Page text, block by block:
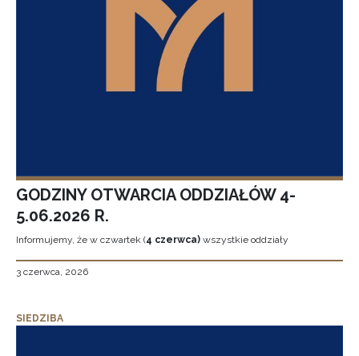
GODZINY OTWARCIA ODDZIAŁÓW 4-
5.06.2026 R.
Informujemy, że w czwartek (4 czerwca) wszystkie oddziały
3 czerwca, 2026
SIEDZIBA